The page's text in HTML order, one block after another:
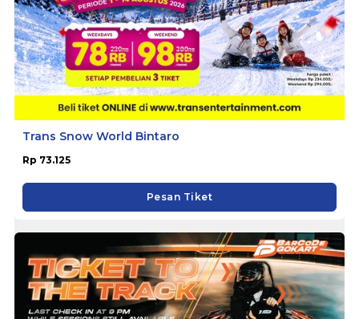
Trans Snow World Bintaro
Rp 73.125
Pesan Tiket